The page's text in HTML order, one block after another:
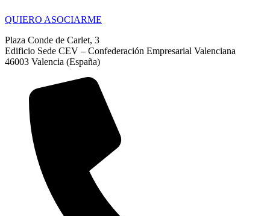
QUIERO ASOCIARME
Plaza Conde de Carlet, 3
Edificio Sede CEV – Confederación Empresarial Valenciana
46003 Valencia (España)